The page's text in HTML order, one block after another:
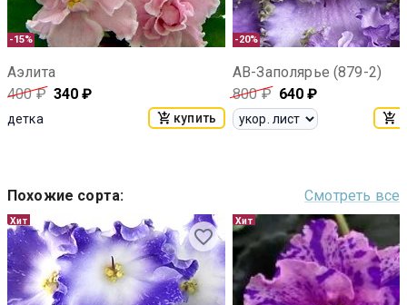
-15%
Аэлита
400₽ 340 ₽
детка купить
-20%
АВ-Заполярье (879-2)
800₽ 640 ₽
Похожие сорта: Смотреть все
Хит Хит